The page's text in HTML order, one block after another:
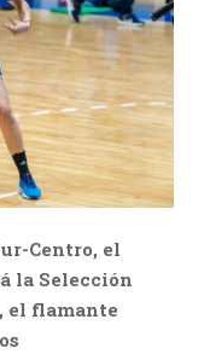
Centro, el
la Selección
el flamante